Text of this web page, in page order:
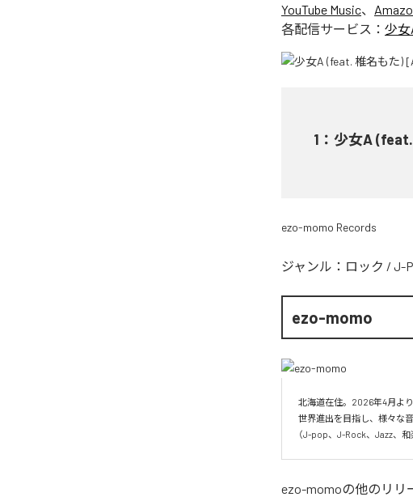
YouTube Music、
各配信サービス： 少女
1 ： 少女A
ezo-momo Records
ジャンル： ロック / J-
ezo-momo
北海道在住。2026年4月よ
世界進出を目指し、様々な
（J-pop、J-Rock、Jazz、和
ezo-momoの他のリリ